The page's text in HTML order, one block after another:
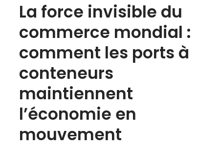
La force invisible du
commerce mondial :
comment les ports à
conteneurs
maintiennent
l’économie en
mouvement